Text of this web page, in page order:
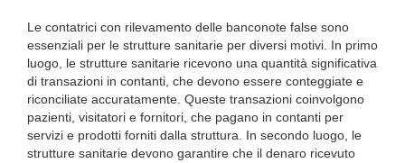
Le contatrici con rilevamento delle banconote false sono
essenziali per le strutture sanitarie per diversi motivi. In primo
luogo, le strutture sanitarie ricevono una quantità significativa
di transazioni in contanti, che devono essere conteggiate e
riconciliate accuratamente. Queste transazioni coinvolgono
pazienti, visitatori e fornitori, che pagano in contanti per
servizi e prodotti forniti dalla struttura. In secondo luogo, le
strutture sanitarie devono garantire che il denaro ricevuto